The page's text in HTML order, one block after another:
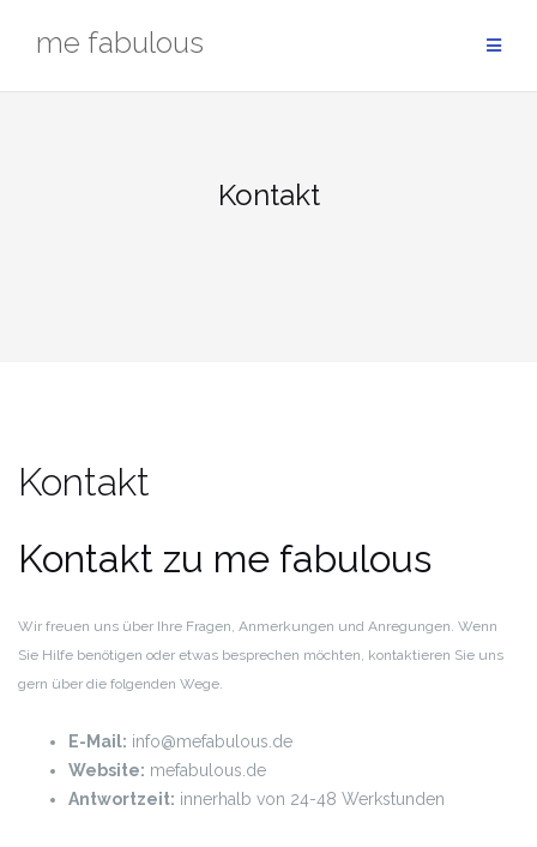
me fabulous
Kontakt
Kontakt
Kontakt zu me fabulous
Wir freuen uns über Ihre Fragen, Anmerkungen und Anregungen. Wenn
Sie Hilfe benötigen oder etwas besprechen möchten, kontaktieren Sie uns
gern über die folgenden Wege.
E-Mail: info@mefabulous.de
Website: mefabulous.de
Antwortzeit: innerhalb von 24-48 Werkstunden